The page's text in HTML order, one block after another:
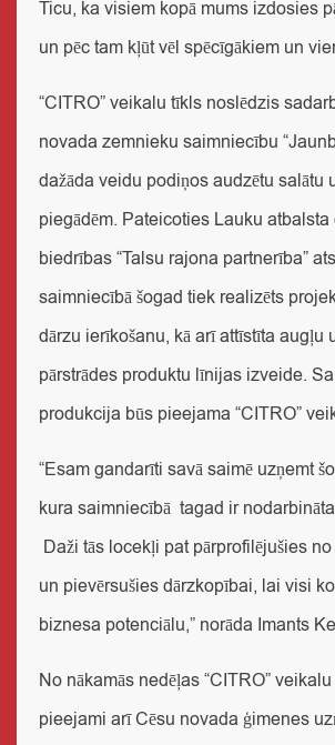
Ticu, ka visiem kopā mums izdosies
un pēc tam kļūt vēl spēcīgākiem un
“CITRO” veikalu tīkls noslēdzis
novada zemnieku saimniecību
dažāda veidu podiņos audzētu salātu
piegādēm. Pateicoties Lauku
biedrības “Talsu rajona partnerība”
saimniecībā šogad tiek realizēts
dārzu ierīkošanu, kā arī attīstīta augļu
pārstrādes produktu līnijas izveide.
produkcija būs pieejama “CITRO”
“Esam gandarīti savā saimē uzņemt
kura saimniecībā tagad ir
Daži tās locekļi pat pārprofilējušies
un pievērsušies dārzkopībai, lai visi
biznesa potenciālu,” norāda Imants
No nākamās nedēļas “CITRO”
pieejami arī Cēsu novada ģimenes